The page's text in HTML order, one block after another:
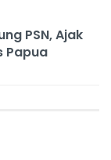
PSN, Ajak
Papua